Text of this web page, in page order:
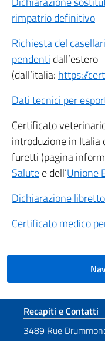
rimpatrio definitivo
Richiesta del
pendenti dall’estero
(dall’italia: https://
Dati tecnici per
Certificato
introduzione in Italia
furetti (pagina
Salutee dell’Unione
Dichiarazione
Certificato medico
Sezione
Recapiti e Contatti
3489 Rue